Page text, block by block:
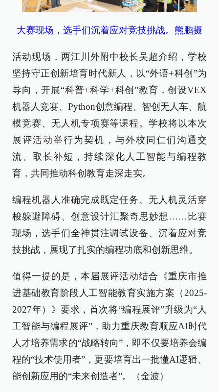
大赛现场，选手们沉着应对竞技挑战。熊鹏摄
活动现场，两江川外附中校长吴超介绍，学校
坚持守正创新培育时代新人，以“外语+科创”为
导向，开展“科普+科学+科创”教育，创设VEX
机器人竞赛、Python创意编程、智创无人车、航
模竞赛、无人机专项赛等课程。学校将以本次
展评活动举行为契机，与外校同仁们沟通交
流、取长补短，持续深化人工智能与编程教
育，共同推动科创教育走深走实。
编程机器人准确完成既定任务、无人机灵活穿
梭躲避障碍、创意设计汇聚奇思妙想……比赛
现场，选手们全神贯注调试设备、沉着应对竞
技挑战，展现了扎实的编程功底和创新思维。
值得一提的是，本届展评活动结合《重庆市推
进基础教育阶段人工智能教育实施方案（2025-
2027年）》要求，首次将“编程展评”升级为“人
工智能与编程展评”，助力重庆教育顺应AI时代
人才培养需求的“战略转向”，即不仅要培养会编
程的“技术使用者”，更要培育出一批懂AI逻辑、
能创新应用的“未来创造者”。（金波）